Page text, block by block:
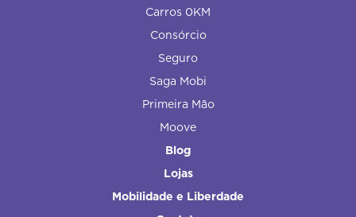
Carros 0KM
Consórcio
Seguro
Saga Mobi
Primeira Mão
Moove
Blog
Lojas
Mobilidade e Liberdade